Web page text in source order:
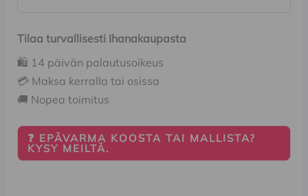
Tilaa turvallisesti Ihanakaupasta
🛍️ 14 päivän palautusoikeus
💳 Maksa kerralla tai osissa
🚚 Nopea toimitus
❓ EPÄVARMA KOOSTA TAI MALLISTA?
KYSY MEILTÄ.